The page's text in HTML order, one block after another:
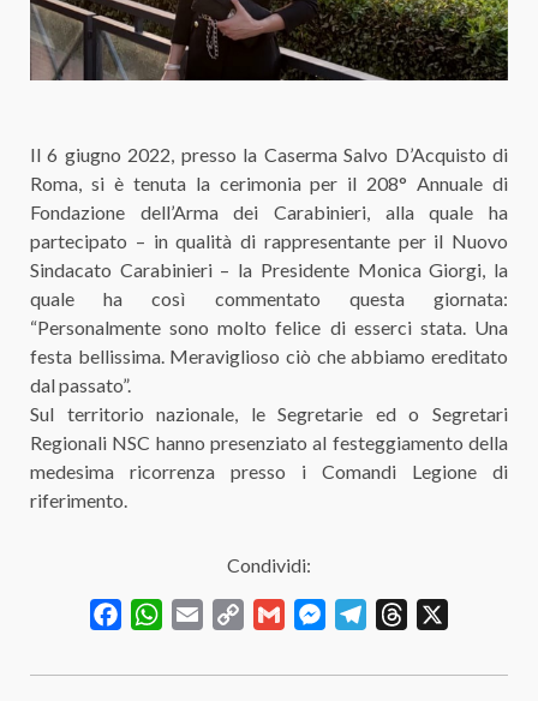
Il 6 giugno 2022, presso la Caserma Salvo D’Acquisto di
Roma, si è tenuta la cerimonia per il 208° Annuale di
Fondazione dell’Arma dei Carabinieri, alla quale ha
partecipato – in qualità di rappresentante per il Nuovo
Sindacato Carabinieri – la Presidente Monica Giorgi, la
quale ha così commentato questa giornata:
“Personalmente sono molto felice di esserci stata. Una
festa bellissima. Meraviglioso ciò che abbiamo ereditato
dal passato”.
Sul territorio nazionale, le Segretarie ed o Segretari
Regionali NSC hanno presenziato al festeggiamento della
medesima ricorrenza presso i Comandi Legione di
riferimento.
Condividi:
FacebookWhatsApp
Email
Copy
Gmail MessengerTelegramThreads